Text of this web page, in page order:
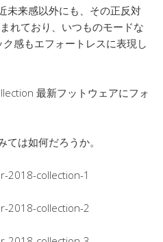
未来感以外にも、その正反対
れており、いつものモードな
感もエフォートレスに表現し
最新フットウェアにフォ
は如何だろうか。